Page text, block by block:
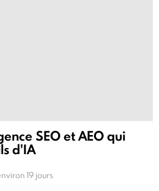
SEO et AEO qui
d'IA
19 jours